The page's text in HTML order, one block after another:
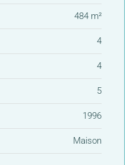
484 m²
4
4
5
1996
Maison